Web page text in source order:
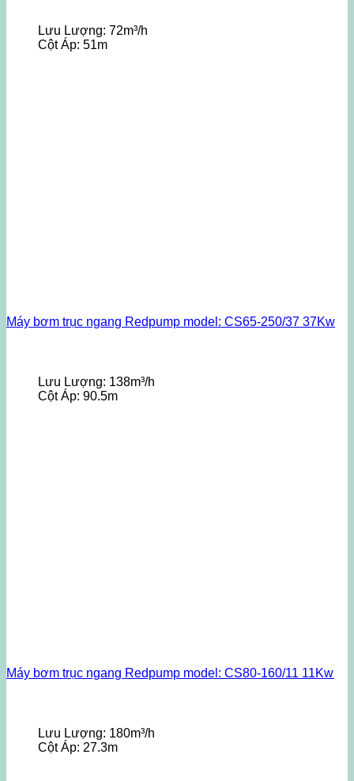
Lưu Lượng: 72m³/h
Cột Áp: 51m
Máy bơm trục ngang Redpump model: CS65-250/37 37Kw
Lưu Lượng: 138m³/h
Cột Áp: 90.5m
Máy bơm trục ngang Redpump model: CS80-160/11 11Kw
Lưu Lượng: 180m³/h
Cột Áp: 27.3m